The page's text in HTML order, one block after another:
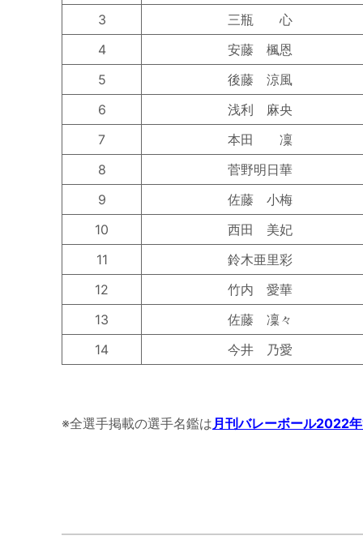
3
三瓶 心
4
安藤 楓恩
5
後藤 涼風
6
浅利 麻央
7
本田 凜
8
菅野明日華
9
佐藤 小梅
10
西田 美妃
11
鈴木亜里彩
12
竹内 愛華
13
佐藤 凜々
14
今井 乃愛
※全選手掲載の選手名鑑は 月刊バレーボール2022